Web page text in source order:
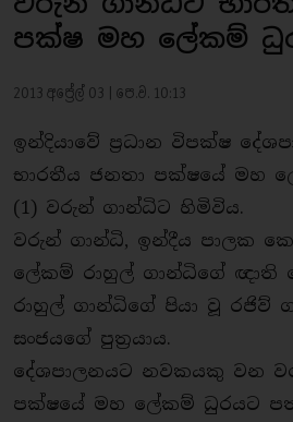
පක්ෂ මහ ලේකම්
2013 අප්‍රේල් 03 | පෙ.ව. 10:13
ඉන්දියාවේ ප‍්‍රධාන විපක්ෂ
භාරතීය ජනතා පක්ෂයේ මහ
(1) වරුන් ගාන්ධිට හිමිවිය.
වරුන් ගාන්ධි, ඉන්දීය පාලක
ලේකම් රාහුල් ගාන්ධිගේ ඥාති
රාහුල් ගාන්ධිගේ පියා වූ රජිව්
සංජයගේ පුත‍්‍රයාය.
දේශපාලනයට නවකයකු වන
පක්ෂයේ මහ ලේකම් ධුරයට